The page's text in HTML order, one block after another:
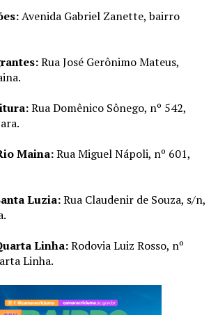
Avenida Gabriel Zanette, bairro
Rua José Gerônimo Mateus,
Rua Domênico Sônego, nº 542,
Maina:Rua Miguel Nápoli, nº 601,
Luzia:Rua Claudenir de Souza, s/n,
Linha:Rodovia Luiz Rosso, nº
Linha.